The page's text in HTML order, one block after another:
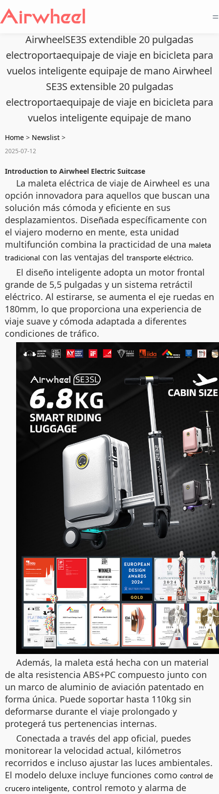
=
AirwheelSE3S extendible 20 pulgadas
electroportaequipaje de viaje en bicicleta para
vuelos inteligente equipaje de mano Airwheel
SE3S extensible 20 pulgadas
electroportaequipaje de viaje en bicicleta para
vuelos inteligente equipaje de mano
Home > Newslist >
2025-07-12
Introduction to Airwheel Electric Suitcase
La maleta eléctrica de viaje de Airwheel es una
opción innovadora para aquellos que buscan una
solución más cómoda y eficiente en sus
desplazamientos. Diseñada específicamente con
el viajero moderno en mente, esta unidad
multifunción combina la practicidad de una maleta
tradicional con las ventajas del transporte eléctrico.
El diseño inteligente adopta un motor frontal
grande de 5,5 pulgadas y un sistema retráctil
eléctrico. Al estirarse, se aumenta el eje ruedas en
180mm, lo que proporciona una experiencia de
viaje suave y cómoda adaptada a diferentes
condiciones de tráfico.
Además, la maleta está hecha con un material
de alta resistencia ABS+PC compuesto junto con
un marco de aluminio de aviación patentado en
forma única. Puede soportar hasta 110kg sin
deformarse durante el viaje prolongado y
protegerá tus pertenencias internas.
Conectada a través del app oficial, puedes
monitorear la velocidad actual, kilómetros
recorridos e incluso ajustar las luces ambientales.
El modelo deluxe incluye funciones como control de
crucero inteligente, control remoto y alarma de